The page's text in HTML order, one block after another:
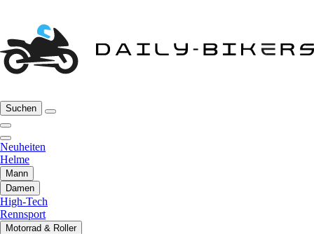
Suchen
Neuheiten
Helme
Mann
Damen
High-Tech
Rennsport
Motorrad & Roller